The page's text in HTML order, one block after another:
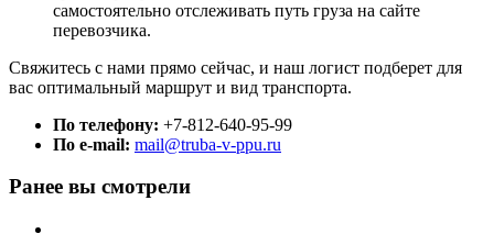
самостоятельно отслеживать путь груза на сайте
перевозчика.
Свяжитесь с нами прямо сейчас, и наш логист подберет для
вас оптимальный маршрут и вид транспорта.
По телефону: +7-812-640-95-99
По e-mail: mail@truba-v-ppu.ru
Ранее вы смотрели